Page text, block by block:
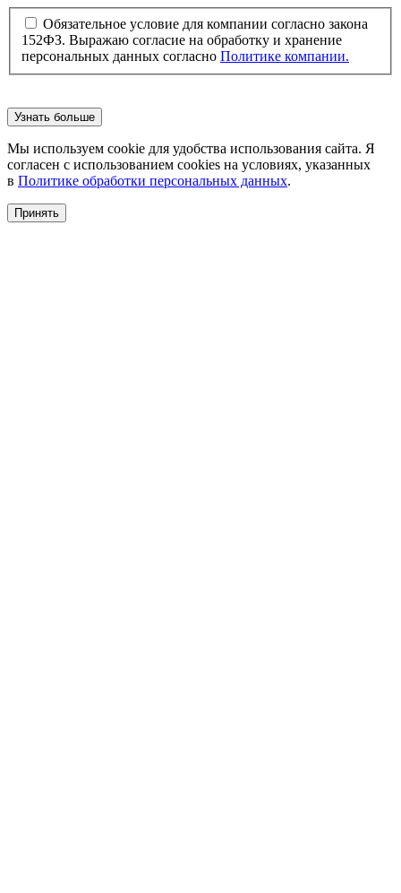
Обязательное условие для компании согласно закона
152ФЗ. Выражаю согласие на обработку и хранение
персональных данных согласно Политике компании.
Узнать больше
Мы используем cookie для удобства использования сайта. Я
согласен с использованием cookies на условиях, указанных
в Политике обработки персональных данных.
Принять